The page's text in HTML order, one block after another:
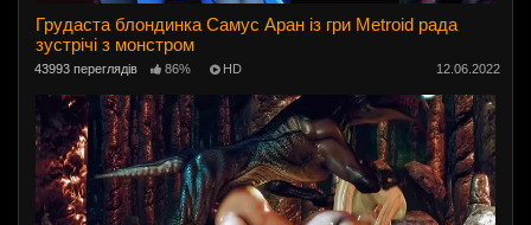
Грудаста блондинка Самус Аран із гри Metroid рада
зустрічі з монстром
43993 переглядів 86% HD 12.06.2022